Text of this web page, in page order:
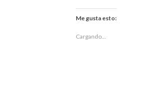
en
Twitter
(Se
en
una
en
Facebook
(Se
Me gusta esto:
Cargando...